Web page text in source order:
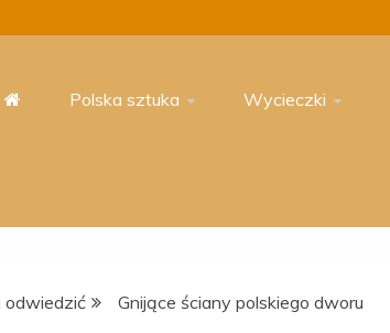
Polska sztuka Wycieczki
odwiedzić Gnijące ściany polskiego dworu